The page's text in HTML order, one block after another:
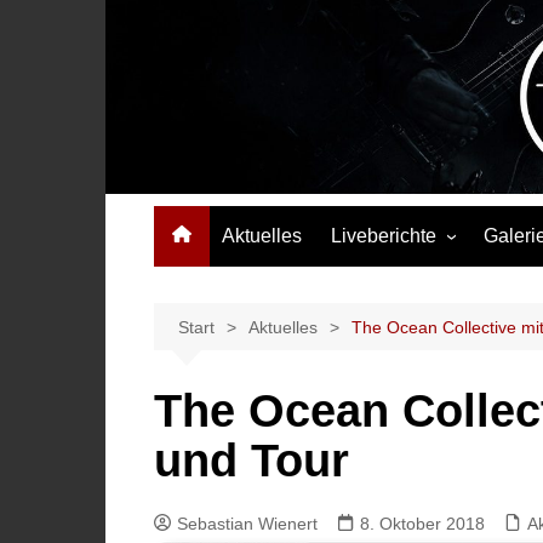
Das Musikmagazin, das Wellen schlägt. Konzerte,
Aktuelles Liveberichte
Festivalberichte
Highlights
Start Aktuelles The Ocean Collective
The Ocean
und Tour
Sebastian Wienert 8. Oktober 2018